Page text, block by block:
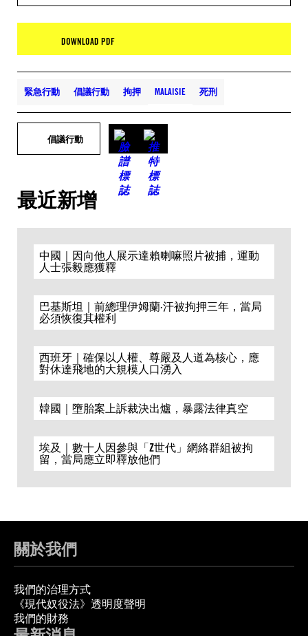
DOWNLOAD PDF
緊急行動 倡議行動 拘押 MALAISIE 死刑
倡議行動
最近新增
中國｜因向他人展示達賴喇嘛照片被捕，運動
人士張毅應獲釋
巴基斯坦｜前總理伊姆蘭·汗被拘押三年，當局
必須恢復其權利
西班牙｜確保以人權、尊嚴及人道為核心，應
對休達飛地的大規模人口湧入
韓國｜墮胎案上訴裁決出爐，暴露法律真空
埃及｜數十人因參與「Z世代」網絡群組被拘
留，當局應立即釋放他們
關於我們
我們的治理方式
《現代奴役法》透明度聲明
我們的財務